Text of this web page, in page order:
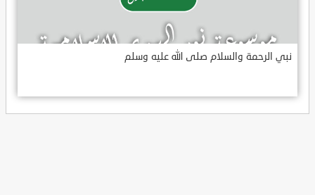
نبي الرحمة والسلام صلى الله عليه وسلم